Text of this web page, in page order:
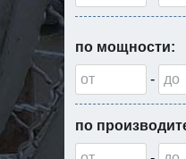
по мощности:
-
по